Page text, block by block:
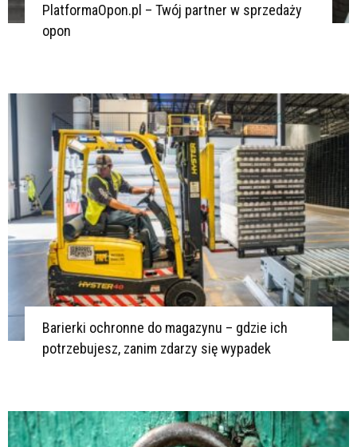
PlatformaOpon.pl – Twój partner w sprzedaży
opon
Barierki ochronne do magazynu – gdzie ich
potrzebujesz, zanim zdarzy się wypadek